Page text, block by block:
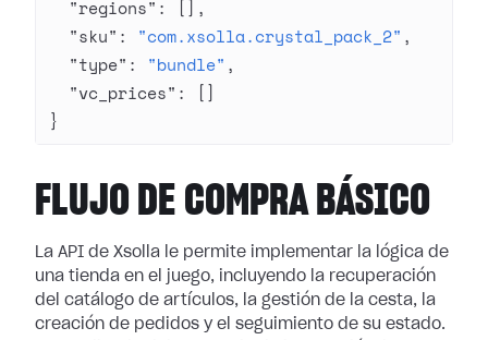
  "regions"
: [],
  "sku"
: "com.xsolla.crystal_pack_2" ,
  "type"
: "bundle" ,
  "vc_prices"
: []
}
FLUJO DE COMPRA BÁSICO
La API de Xsolla le permite implementar la lógica de
una tienda en el juego, incluyendo la recuperación
del catálogo de artículos, la gestión de la cesta, la
creación de pedidos y el seguimiento de su estado.